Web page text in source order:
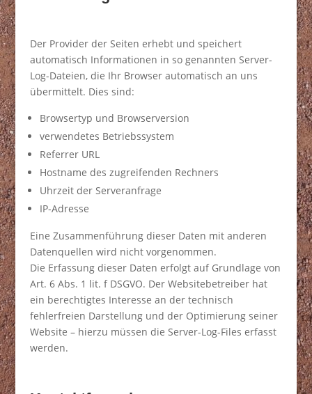
Der Provider der Seiten erhebt und speichert
automatisch Informationen in so genannten Server-
Log-Dateien, die Ihr Browser automatisch an uns
übermittelt. Dies sind:
Browsertyp und Browserversion
verwendetes Betriebssystem
Referrer URL
Hostname des zugreifenden Rechners
Uhrzeit der Serveranfrage
IP-Adresse
Eine Zusammenführung dieser Daten mit anderen
Datenquellen wird nicht vorgenommen.
Die Erfassung dieser Daten erfolgt auf Grundlage von
Art. 6 Abs. 1 lit. f DSGVO. Der Websitebetreiber hat
ein berechtigtes Interesse an der technisch
fehlerfreien Darstellung und der Optimierung seiner
Website – hierzu müssen die Server-Log-Files erfasst
werden.